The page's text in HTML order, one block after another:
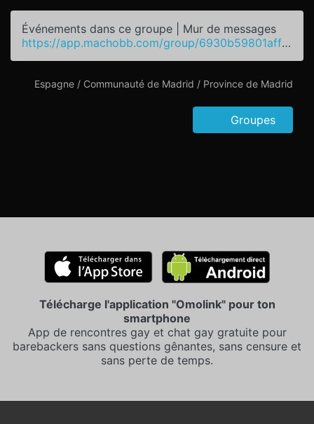
Événements dans ce groupe | Mur de messages
https://app.machobb.com/group/6930b59801aff66f69071544
Espagne / Communauté de Madrid / Province de Madrid
Groupes
Télécharge l'application "Omolink" pour ton
smartphone
App de rencontres gay et chat gay gratuite pour
barebackers sans questions gênantes, sans censure et
sans perte de temps.